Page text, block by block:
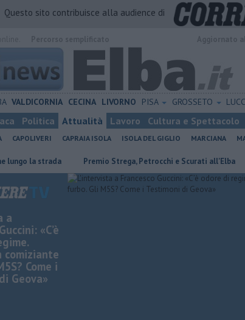
Questo sito contribuisce alla audience di
VALDICORNIA CECINA LIVORNO PISA GROSSETO
Politica Attualità Lavoro Cultura e Spettacolo
CAPOLIVERI CAPRAIA ISOLA ISOLA DEL GIGLIO MARCIANA
la strada Premio Strega, Petrocchi e Scurati all'Elba Il
a
«C’è
comiziante
Come i
Geova»